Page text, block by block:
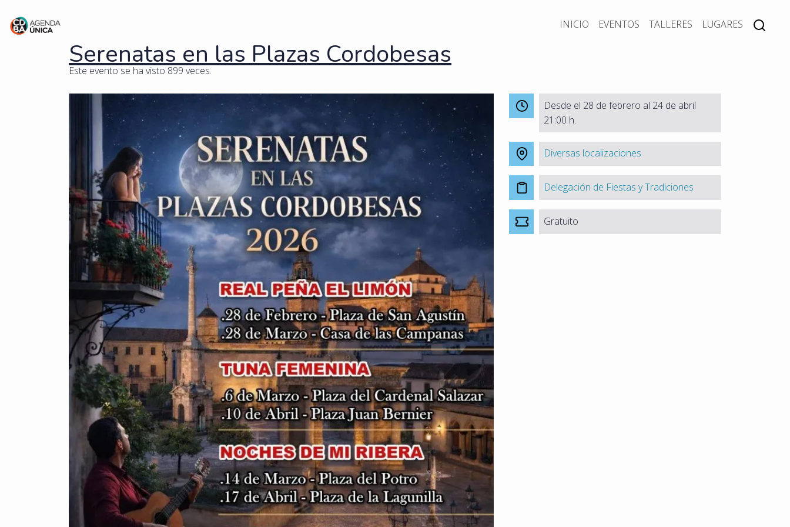
INICIO EVENTOS TALLERES LUGARES
Serenatas en las Plazas Cordobesas
Este evento se ha visto 899 veces.
Desde el 28 de febrero al 24 de abril
21:00 h.
Diversas localizaciones
Delegación de Fiestas y Tradiciones
Gratuito